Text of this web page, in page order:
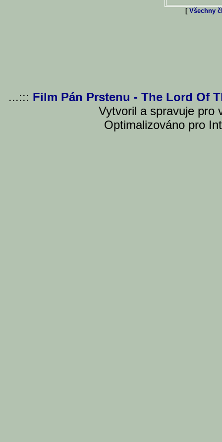
[ Všechny
...::: Film Pán Prstenu - The Lord Of
Vytvoril a spravuje pro
Optimalizováno pro